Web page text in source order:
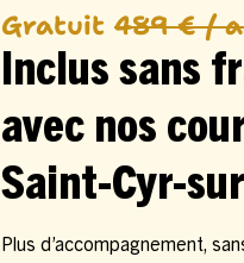
Gratuit 489 € /
Inclus sans
avec nos
Saint-Cyr-
Plus d’accompagnement,